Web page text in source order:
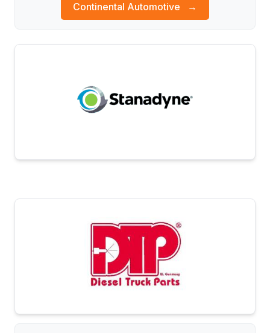
Continental Automotive →